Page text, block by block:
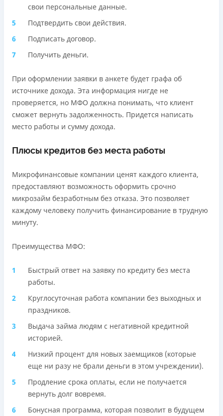
свои персональные данные.
Подтвердить свои действия.
Подписать договор.
Получить деньги.
При оформлении заявки в анкете будет графа об
источнике дохода. Эта информация нигде не
проверяется, но МФО должна понимать, что клиент
сможет вернуть задолженность. Придется написать
место работы и сумму дохода.
Плюсы кредитов без места работы
Микрофинансовые компании ценят каждого клиента,
предоставляют возможность оформить срочно
микрозайм безработным без отказа. Это позволяет
каждому человеку получить финансирование в трудную
минуту.
Преимущества МФО:
Быстрый ответ на заявку по кредиту без места
работы.
Круглосуточная работа компании без выходных и
праздников.
Выдача займа людям с негативной кредитной
историей.
Низкий процент для новых заемщиков (которые
еще ни разу не брали деньги в этом учреждении).
Продление срока оплаты, если не получается
вернуть долг вовремя.
Бонусная программа, которая позволит в будущем